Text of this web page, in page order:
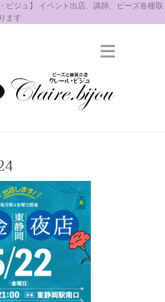
ビジュ】 イベント出店、講師、ビーズ各種取
ます